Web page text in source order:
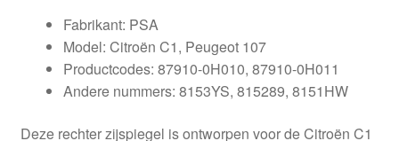
Fabrikant: PSA
Model: Citroën C1, Peugeot 107
Productcodes: 87910-0H010, 87910-0H011
Andere nummers: 8153YS, 815289, 8151HW
Deze rechter zijspiegel is ontworpen voor de Citroën C1